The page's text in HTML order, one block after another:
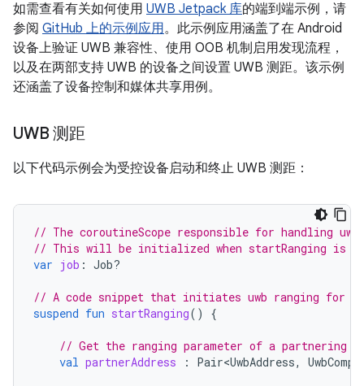
如需查看有关如何使用 UWB Jetpack 库的端到端示例，请
参阅 GitHub 上的示例应用。此示例应用涵盖了在 Android
设备上验证 UWB 兼容性、使用 OOB 机制启用发现流程，
以及在两部支持 UWB 的设备之间设置 UWB 测距。该示例
还涵盖了设备控制和媒体共享用例。
UWB 测距
以下代码示例会为受控设备启动和终止 UWB 测距：
// The coroutineScope responsible for handling
// This will be initialized when startRanging is
var job : Job?
// A code snippet that initiates uwb ranging for a
suspend fun startRanging() {
// Get the ranging parameter of a partnering
val partnerAddress : Pair<UwbAddress,